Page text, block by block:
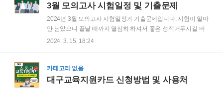
택 2. 수능특강 강의 신청 및 EBSi PDF Reader 다운로드 및 설
교재 PDF 클릭 → EBSi PDF Reader 설치안내 창이 뜨면 다
운로드 버튼 누르기. ) 3. EBSi PDF Reader로 가상프린터 선택
후 인쇄하기 EBSi PDF..
3월 모의고사 시험일정 및 기출문제
2024년 3월 모의고사 시험일정과 기출문제입니다. 시험이 얼마
안 남았으니 끝날 때까지 열심히 하셔서 좋은 성적거두시길 바
랍니다. 3월 모의고사 시험일정 시험일정 2024년 3월 28일 목
선택가능하니 자신의 학년에 맞게 선택하여 기출문제 풀어보시
길 바랍니다. 대구교육지원카드 신청방법 및 사용처 대구교육
2024. 3. 15. 18:24
카테고리 없음
대구교육지원카드 신청방법 및 사용처